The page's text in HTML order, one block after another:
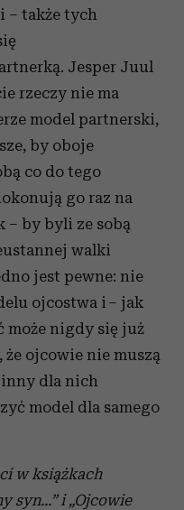
– także tych
Jesper Juul
rzeczy nie ma
model partnerski,
by oboje
co do tego
go raz na
– by byli ze sobą
walki
jest pewne: nie
ojcostwa i – jak
nigdy się już
że ojcowie nie muszą
inny dla nich
model dla samego
w książkach
syn...” i „Ojcowie